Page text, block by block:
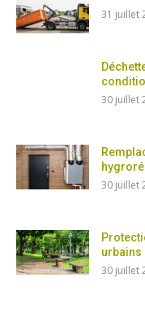
31 juillet
30 juillet
30 juillet
urbains
30 juillet